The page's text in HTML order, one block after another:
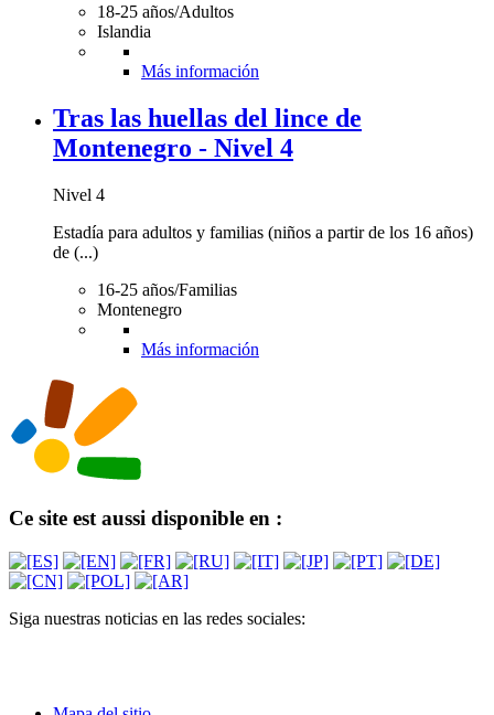
18-25 años/Adultos
Islandia
Más información
Tras las huellas del lince de
Montenegro - Nivel 4
Nivel 4
Estadía para adultos y familias (niños a partir de los 16 años)
de (...)
16-25 años/Familias
Montenegro
Más información
Ce site est aussi disponible en :
Siga nuestras noticias en las redes sociales: